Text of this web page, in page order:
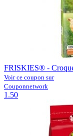
FRISKIES® -
Voir ce coupon sur
Couponnetwork
1.50